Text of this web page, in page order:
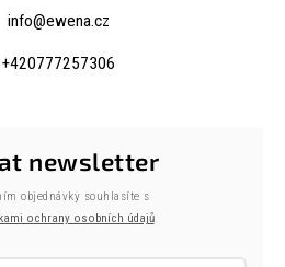
info@ewena.cz
+420777257306
newsletter
objednávky souhlasíte s
ochrany osobních údajů